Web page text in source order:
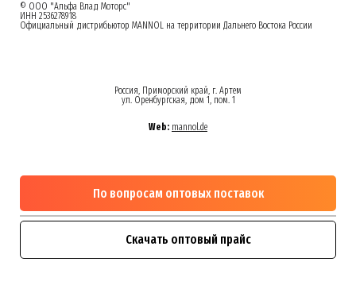
© ООО "Альфа Влад Моторс"
ИНН 2536278918
Официальный дистрибьютор MANNOL на территории Дальнего Востока России
Россия, Приморский край, г. Артем
ул. Оренбургская, дом 1, пом. 1
Web: mannol.de
По вопросам оптовых поставок
Скачать оптовый прайс